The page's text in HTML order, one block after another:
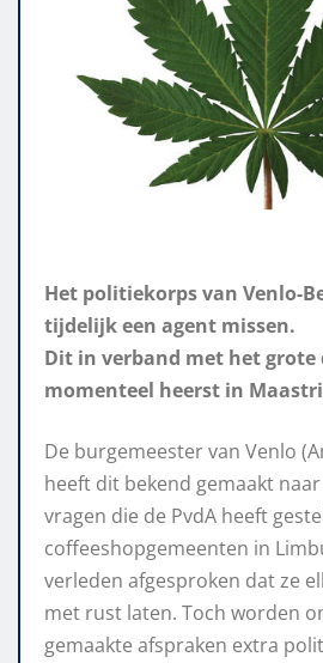
Het politiekorps van Venlo-
tijdelijk een agent missen.
Dit in verband met het
momenteel heerst in
De burgemeester van Venlo
heeft dit bekend gemaakt
vragen die de PvdA heeft
coffeeshopgemeenten in
verleden afgesproken dat ze
met rust laten. Toch worden
gemaakte afspraken extra